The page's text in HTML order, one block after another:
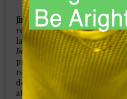
Jimmhy Araya
, un talentoso
regresa con fuerza a la escena
lanzamiento de su nuevo
Incorregible”. Este tema
proyecto musical, el álbum
representa la culminación de
de un profundo proceso de
atravesado a lo largo de los